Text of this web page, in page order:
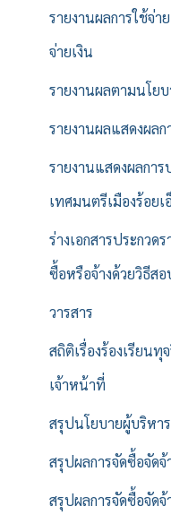
รายงานผลการใช้จ่
จ่ายเงิน
รายงานผลตามนโย
รายงานผลแสดงผล
รายงานแสดงผลกา
เทศมนตรีเมืองร้อยเ
ร่างเอกสารประกวด
ซื้อหรือจ้างด้วยวิธีสอ
วารสาร
สถิติเรื่องร้องเรียน
เจ้าหน้าที่
สรุปนโยบายผู้บริหา
สรุปผลการจัดซื้อจัดจ้
สรุปผลการจัดซื้อจัด